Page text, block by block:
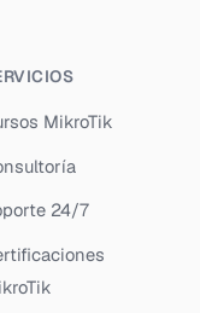
MikroTik
24/7